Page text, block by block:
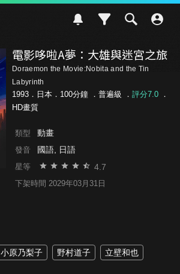
電影哆啦A夢：大雄與迷宮之旅
Doraemon the Movie:Nobita and the Tin
Labyrinth
1993．日本．100分鐘 ． 普遍級 ． 評分7.0．
HD畫質
類型 動畫
發音 國語, 日語
星等 4.7
下架時間 2029年03月31日
小原乃梨子 野村道子
立壁和也